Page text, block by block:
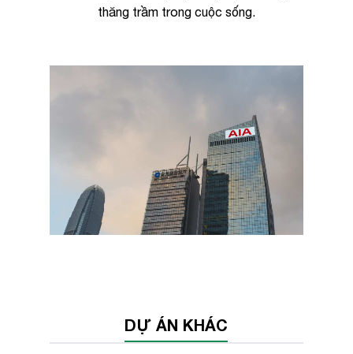
thăng trầm trong cuộc sống.
DỰ ÁN KHÁC